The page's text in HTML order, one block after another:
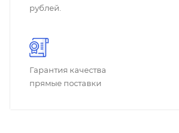
рублей.
Гарантия качества
прямые поставки